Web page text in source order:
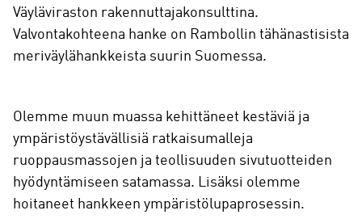
Väyläviraston rakennuttajakonsulttina.
Valvontakohteena hanke on Rambollin tähänastisista
meriväylähankkeista suurin Suomessa.
Olemme muun muassa kehittäneet kestäviä ja
ympäristöystävällisiä ratkaisumalleja
ruoppausmassojen ja teollisuuden sivutuotteiden
hyödyntämiseen satamassa. Lisäksi olemme
hoitaneet hankkeen ympäristölupaprosessin.